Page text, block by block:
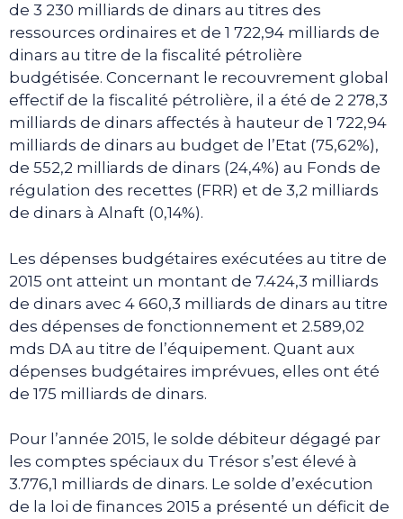
de 3 230 milliards de dinars au titres des
ressources ordinaires et de 1 722,94 milliards de
dinars au titre de la fiscalité pétrolière
budgétisée. Concernant le recouvrement global
effectif de la fiscalité pétrolière, il a été de 2 278,3
milliards de dinars affectés à hauteur de 1 722,94
milliards de dinars au budget de l’Etat (75,62%),
de 552,2 milliards de dinars (24,4%) au Fonds de
régulation des recettes (FRR) et de 3,2 milliards
de dinars à Alnaft (0,14%).
Les dépenses budgétaires exécutées au titre de
2015 ont atteint un montant de 7.424,3 milliards
de dinars avec 4 660,3 milliards de dinars au titre
des dépenses de fonctionnement et 2.589,02
mds DA au titre de l’équipement. Quant aux
dépenses budgétaires imprévues, elles ont été
de 175 milliards de dinars.
Pour l’année 2015, le solde débiteur dégagé par
les comptes spéciaux du Trésor s’est élevé à
3.776,1 milliards de dinars. Le solde d’exécution
de la loi de finances 2015 a présenté un déficit de